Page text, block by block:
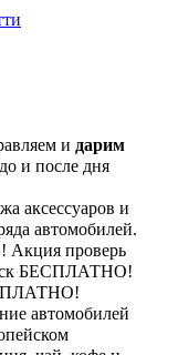
и дарим
и после дня
аксессуаров и
автомобилей.
проверь
БЕСПЛАТНО!
автомобилей